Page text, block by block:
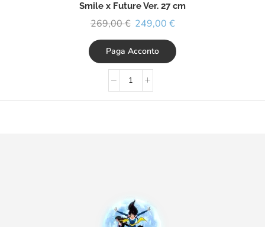
Smile x Future Ver. 27 cm
269,00€ 249,00 €
Paga Acconto